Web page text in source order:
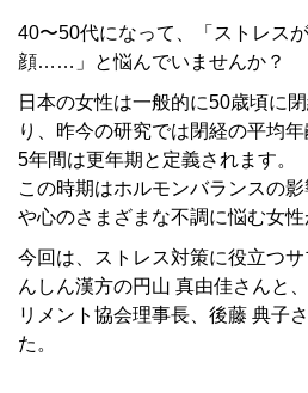
40〜50代になって、「ストレス
顔……」と悩んでいませんか？
日本の女性は一般的に50歳頃に
り、昨今の研究では閉経の平均
5年間は更年期と定義されます。
この時期はホルモンバランスの
や心のさまざまな不調に悩む女性
今回は、ストレス対策に役立つ
んしん漢方の円山 真由佳さんと
リメント協会理事長、後藤 典子
た。